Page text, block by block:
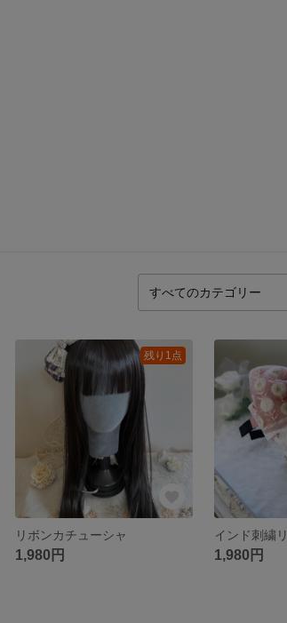
残り1点
リボンカチューシャ
1,980円 1,980円